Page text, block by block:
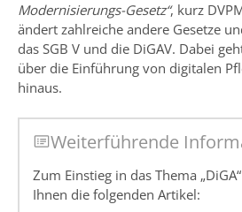
Modernisierungs-Gesetz“, kurz
ändert zahlreiche andere Gesetze
das SGB V und die DiGAV. Dabei
über die Einführung von digitalen
hinaus.
Weiterführende
Zum Einstieg in das Thema
Ihnen die folgenden Artikel: